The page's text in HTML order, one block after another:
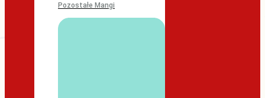
Pozostałe Mangi